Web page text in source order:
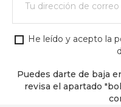
He leído y acepto la
Puedes darte de baja
revisa el apartado